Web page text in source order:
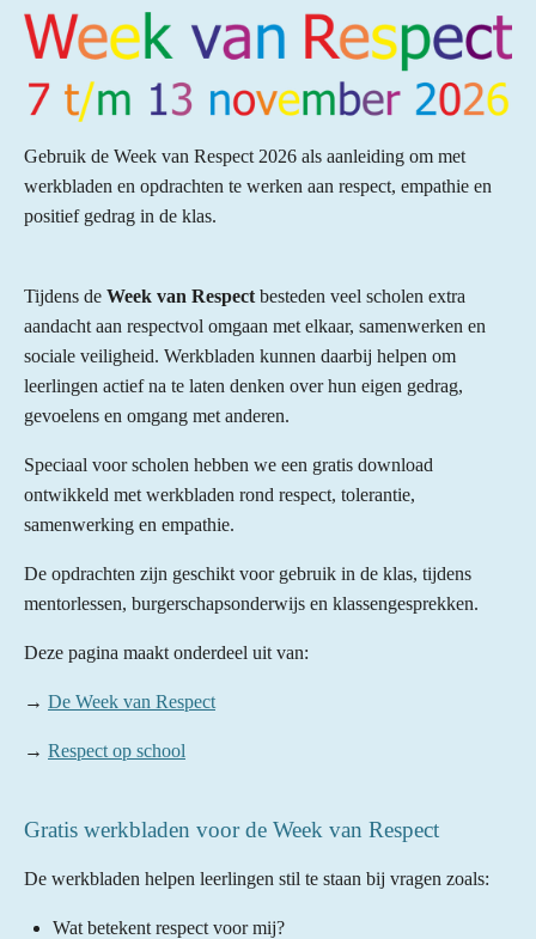
Gebruik de Week van Respect 2026 als aanleiding om met
werkbladen en opdrachten te werken aan respect, empathie en
positief gedrag in de klas.
Tijdens de Week van Respect besteden veel scholen extra
aandacht aan respectvol omgaan met elkaar, samenwerken en
sociale veiligheid. Werkbladen kunnen daarbij helpen om
leerlingen actief na te laten denken over hun eigen gedrag,
gevoelens en omgang met anderen.
Speciaal voor scholen hebben we een gratis download
ontwikkeld met werkbladen rond respect, tolerantie,
samenwerking en empathie.
De opdrachten zijn geschikt voor gebruik in de klas, tijdens
mentorlessen, burgerschapsonderwijs en klassengesprekken.
Deze pagina maakt onderdeel uit van:
→ De Week van Respect
→ Respect op school
Gratis werkbladen voor de Week van Respect
De werkbladen helpen leerlingen stil te staan bij vragen zoals:
Wat betekent respect voor mij?